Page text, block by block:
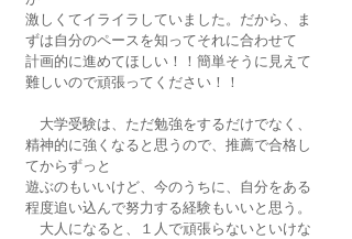
激しくてイライラしていました。だから、ま
ずは自分のペースを知ってそれに合わせて
計画的に進めてほしい！！簡単そうに見えて
難しいので頑張ってください！！
大学受験は、ただ勉強をするだけでなく、
精神的に強くなると思うので、推薦で合格し
てからずっと
遊ぶのもいいけど、今のうちに、自分をある
程度追い込んで努力する経験もいいと思う。
大人になると、１人で頑張らないといけな